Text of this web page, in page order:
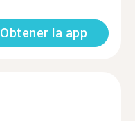
Obtener la app